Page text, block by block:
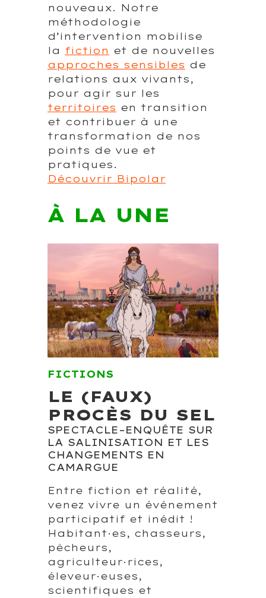
nouveaux. Notre
méthodologie
d’intervention mobilise
la fiction et de nouvelles
approches sensibles de
relations aux vivants,
pour agir sur les
territoires en transition
et contribuer à une
transformation de nos
points de vue et
pratiques.
Découvrir Bipolar
À LA UNE
FICTIONS
LE (FAUX)
PROCÈS DU SEL
SPECTACLE–ENQUÊTE SUR
LA SALINISATION ET LES
CHANGEMENTS EN
CAMARGUE
Entre fiction et réalité,
venez vivre un événement
participatif et inédit !
Habitant·es, chasseurs,
pêcheurs,
agriculteur·rices,
éleveur·euses,
scientifiques et